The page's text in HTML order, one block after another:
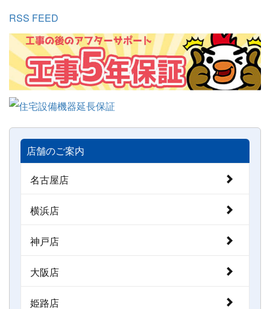
RSS FEED
店舗のご案内
名古屋店
横浜店
神戸店
大阪店
姫路店